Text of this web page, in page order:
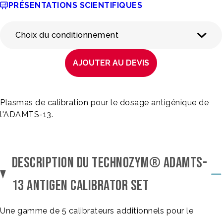
PRÉSENTATIONS SCIENTIFIQUES
Choix du conditionnement
AJOUTER AU DEVIS
Plasmas de calibration pour le dosage antigénique de
l'ADAMTS-13.
DESCRIPTION DU TECHNOZYM® ADAMTS-
13 ANTIGEN CALIBRATOR SET
Une gamme de 5 calibrateurs additionnels pour le